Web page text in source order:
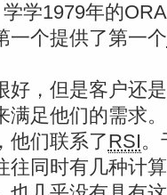
学1979年的
一个提供了第一个
好，但是客户还
满足他们的需求
他们联系了RSI。
往同时有几种计